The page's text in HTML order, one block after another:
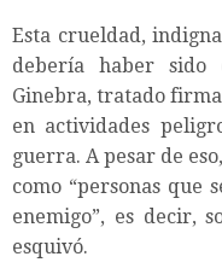
Esta crueldad,
debería haber sido
Ginebra, tratado
en actividades
guerra. A pesar de
como “personas que
enemigo”, es decir,
esquivó.